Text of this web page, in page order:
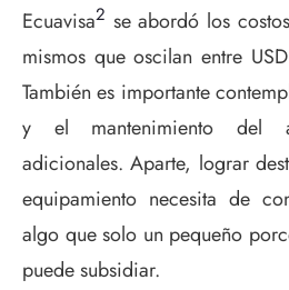
Ecuavisa2 se abordó los
mismos que oscilan entre
También es importante
y el mantenimiento del
adicionales. Aparte, lograr
equipamiento necesita de
algo que solo un pequeño
puede subsidiar.